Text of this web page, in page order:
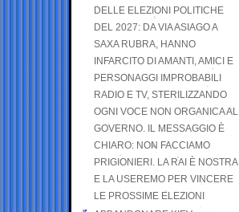
DELLE ELEZIONI POLITICHE
DEL 2027: DA VIA ASIAGO A
SAXA RUBRA, HANNO
INFARCITO DI AMANTI, AMICI E
PERSONAGGI IMPROBABILI
RADIO E TV, STERILIZZANDO
OGNI VOCE NON ORGANICA AL
GOVERNO. IL MESSAGGIO È
CHIARO: NON FACCIAMO
PRIGIONIERI. LA RAI È NOSTRA
E LA USEREMO PER VINCERE
LE PROSSIME ELEZIONI